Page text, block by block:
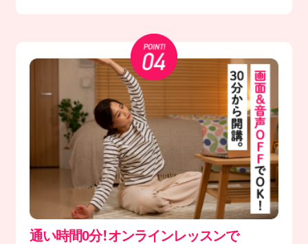
通い時間0分！オンラインレッスンで